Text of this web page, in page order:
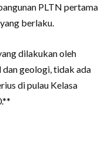
PLTN pertama
berlaku.
dilakukan oleh
dan geologi, tidak ada
di pulau Kelasa